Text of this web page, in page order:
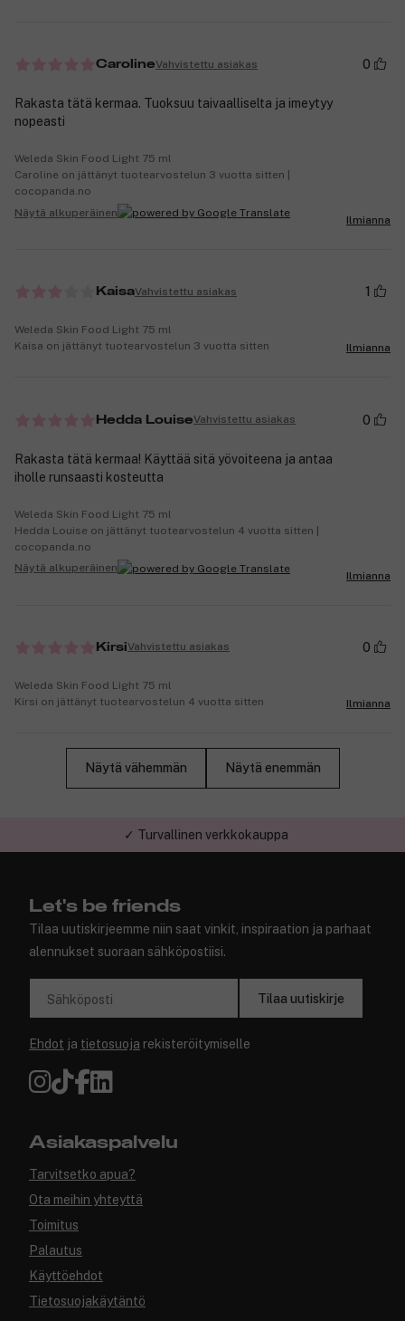
CarolineVahvistettu asiakas 0
Rakasta tätä kermaa. Tuoksuu taivaalliselta ja imeytyy
nopeasti
Weleda Skin Food Light 75 ml
Caroline on jättänyt tuotearvostelun 3 vuotta sitten |
cocopanda.no
Näytä alkuperäinen
Ilmianna
KaisaVahvistettu asiakas 1
Weleda Skin Food Light 75 ml
Kaisa on jättänyt tuotearvostelun 3 vuotta sitten
Ilmianna
Hedda LouiseVahvistettu asiakas 0
Rakasta tätä kermaa! Käyttää sitä yövoiteena ja antaa
iholle runsaasti kosteutta
Weleda Skin Food Light 75 ml
Hedda Louise on jättänyt tuotearvostelun 4 vuotta sitten |
cocopanda.no
Näytä alkuperäinen
Ilmianna
KirsiVahvistettu asiakas 0
Weleda Skin Food Light 75 ml
Kirsi on jättänyt tuotearvostelun 4 vuotta sitten
Ilmianna
Näytä vähemmän Näytä enemmän
✓ Turvallinen verkkokauppa
Let's be friends
Tilaa uutiskirjeemme niin saat vinkit, inspiraation ja parhaat
alennukset suoraan sähköpostiisi.
Sähköposti Tilaa uutiskirje
Ehdot ja tietosuoja rekisteröitymiselle
Asiakaspalvelu
Tarvitsetko apua?
Ota meihin yhteyttä
Toimitus
Palautus
Käyttöehdot
Tietosuojakäytäntö